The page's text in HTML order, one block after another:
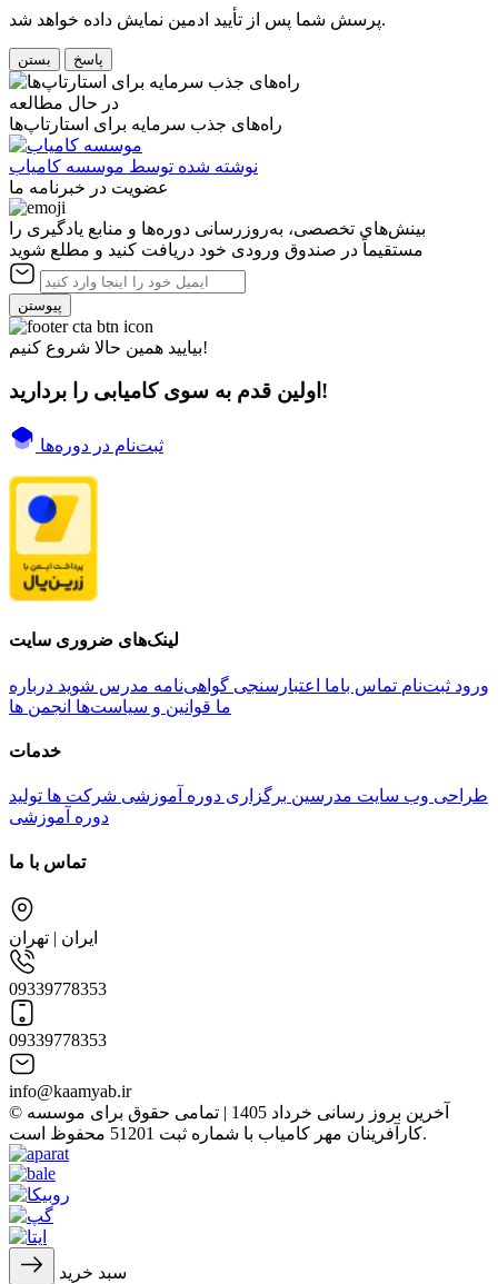
پرسش شما پس از تأیید ادمین نمایش داده خواهد شد.
بستن پاسخ
در حال مطالعه
راه‌های جذب سرمایه برای استارتاپ‌ها
نوشته شده توسط موسسه کامیاب
عضویت در خبرنامه ما
بینش‌های تخصصی، به‌روزرسانی دوره‌ها و منابع یادگیری را
مستقیماً در صندوق ورودی خود دریافت کنید و مطلع شوید
پیوستن
بیایید همین حالا شروع کنیم!
اولین قدم به سوی کامیابی را بردارید!
ثبت‌نام در دوره‌ها
لینک‌های ضروری سایت
ورود ثبت‌نام تماس باما اعتبارسنجی گواهی‌نامه مدرس شوید درباره
ما قوانین و سیاست‌ها انجمن ها
خدمات
طراحی وب سایت مدرسین برگزاری دوره آموزشی شرکت ها تولید
دوره آموزشی
تماس با ما
ایران | تهران
09339778353
09339778353
info@kaamyab.ir
© آخرین بروز رسانی خرداد 1405 | تمامی حقوق برای موسسه
کارآفرینان مهر کامیاب با شماره ثبت 51201 محفوظ است.
سبد خرید